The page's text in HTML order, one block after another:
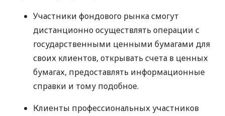
Участники фондового рынка смогут
дистанционно осуществлять операции с
государственными ценными бумагами для
своих клиентов, открывать счета в ценных
бумагах, предоставлять информационные
справки и тому подобное.
Клиенты профессиональных участников